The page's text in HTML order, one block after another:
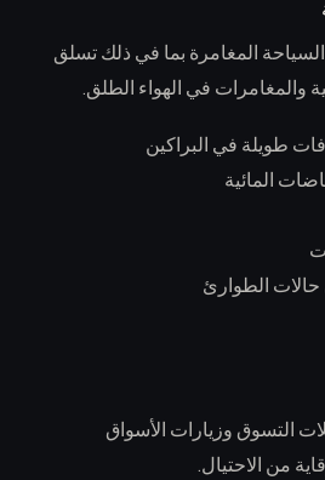
المغامرة بما في ذلك تسلق
والمغامرات في الهواء الطلق.
طويلة في البراكين
المائية
حالات الطوارئ
التسوق وزيارات الأسواق
من الاحتيال.